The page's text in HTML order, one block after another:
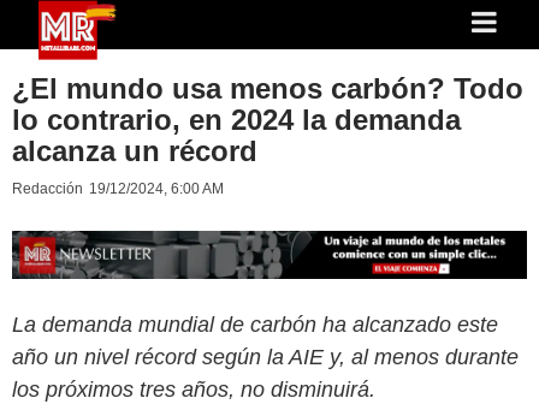
¿El mundo usa menos carbón? Todo
lo contrario, en 2024 la demanda
alcanza un récord
Redacción 19/12/2024, 6:00 AM
La demanda mundial de carbón ha alcanzado este
año un nivel récord según la AIE y, al menos durante
los próximos tres años, no disminuirá.